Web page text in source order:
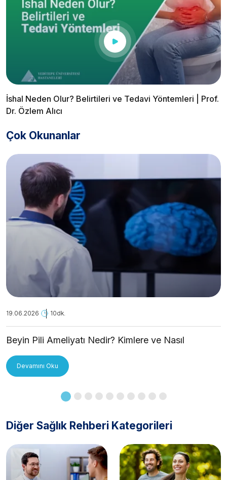
İshal Neden Olur? Belirtileri ve Tedavi Yöntemleri | Prof.
Dr. Özlem Alıcı
Çok Okunanlar
19.06.2026 10dk.
Beyin Pili Ameliyatı Nedir? Kimlere ve Nasıl
Devamını Oku
Diğer Sağlık Rehberi Kategorileri